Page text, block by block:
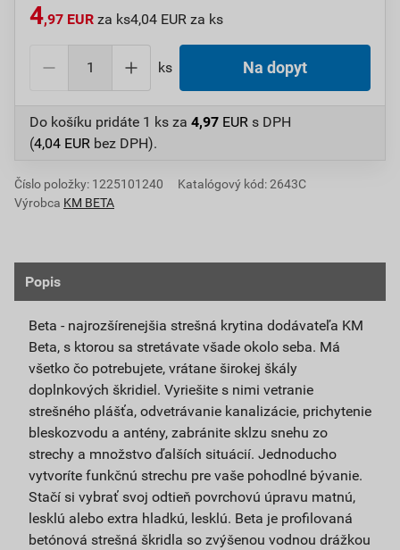
4,97 EUR za ks4,04 EUR za ks
ks Na dopyt
Do košíku pridáte 1 ks za 4,97 EUR s DPH
(4,04 EUR bez DPH).
Číslo položky: 1225101240
Katalógový kód: 2643C
Výrobca KM BETA
Popis
Beta - najrozšírenejšia strešná krytina dodávateľa KM
Beta, s ktorou sa stretávate všade okolo seba. Má
všetko čo potrebujete, vrátane širokej škály
doplnkových škridiel. Vyriešite s nimi vetranie
strešného plášťa, odvetrávanie kanalizácie, prichytenie
bleskozvodu a antény, zabránite sklzu snehu zo
strechy a množstvo ďalších situácií. Jednoducho
vytvoríte funkčnú strechu pre vaše pohodlné bývanie.
Stačí si vybrať svoj odtieň povrchovú úpravu matnú,
lesklú alebo extra hladkú, lesklú. Beta je profilovaná
betónová strešná škridla so zvýšenou vodnou drážkou